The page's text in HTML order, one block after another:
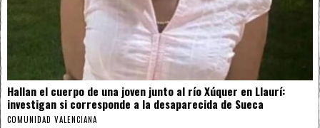
Hallan el cuerpo de una joven junto al río Xúquer en Llaurí:
investigan si corresponde a la desaparecida de Sueca
COMUNIDAD VALENCIANA